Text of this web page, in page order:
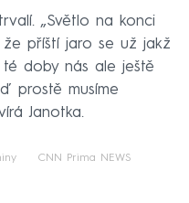
„Světlo na konci
příští jaro se už jakž
doby nás ale ještě
prostě musíme
Janotka.
CNN Prima NEWS